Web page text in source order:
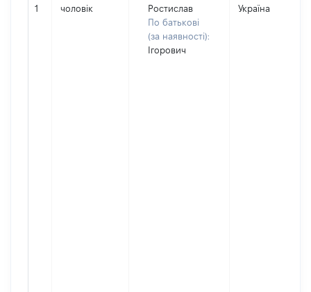
1 чоловік
Ростислав
По батькові
(за наявності):
Ігорович
Україна